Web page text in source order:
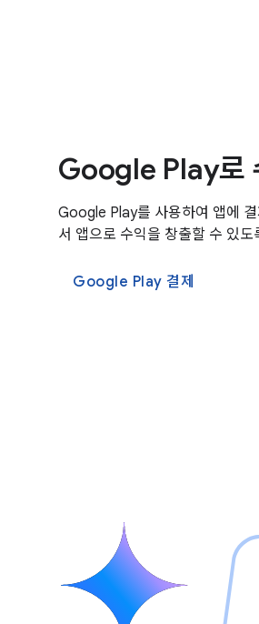
Google Play로
Google Play를 사용하여 앱에
서 앱으로 수익을 창출할 수 있
Google Play 결제